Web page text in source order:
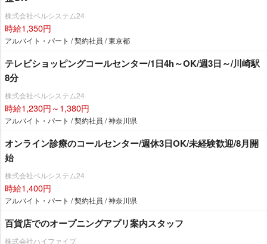
株式会社ベルシステム24
時給1,350円
アルバイト・パート / 契約社員 / 東京都
テレビショッピングコールセンター/1日4h～OK/週3日～/川崎駅
8分
株式会社ベルシステム24
時給1,230円～1,380円
アルバイト・パート / 契約社員 / 神奈川県
オンライン診療のコールセンター/週休3日OK/未経験歓迎/8月開
始
株式会社ベルシステム24
時給1,400円
アルバイト・パート / 契約社員 / 神奈川県
百貨店でのオープニングアプリ案内スタッフ
株式会社ハイファイブ